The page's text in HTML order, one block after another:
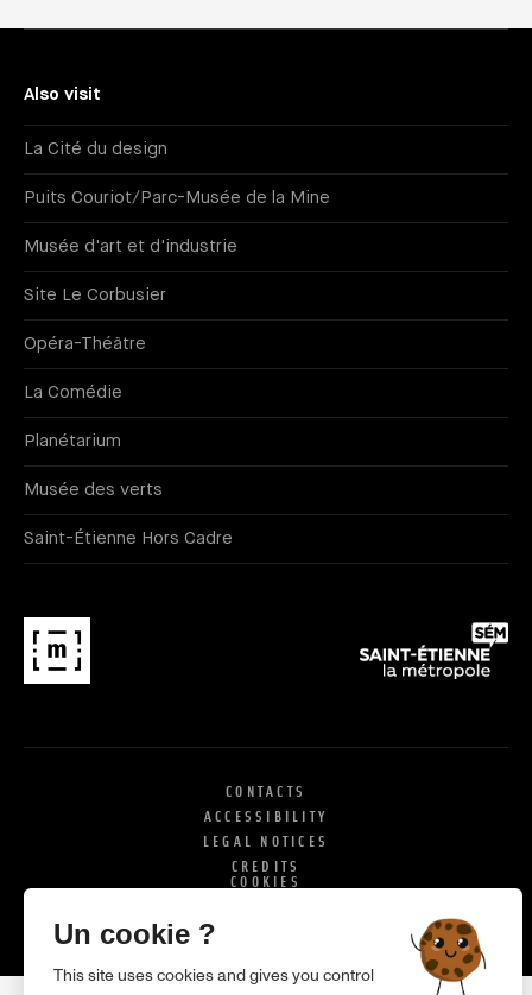
Also visit
La Cité du design
Puits Couriot/Parc-Musée de la Mine
Musée d'art et d'industrie
Site Le Corbusier
Opéra-Théâtre
La Comédie
Planétarium
Musée des verts
Saint-Étienne Hors Cadre
CONTACTS
ACCESSIBILITY
LEGAL NOTICES
CREDITS
COOKIES
Un cookie ?
This site uses cookies and gives you control